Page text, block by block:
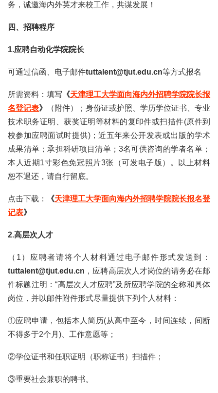
务，诚邀海内外英才来校工作，共谋发展！
四、招聘程序
1.应聘自动化学院院长
可通过信函、电子邮件tuttalent@tjut.edu.cn等方式报名
所需资料：填写 《天津理工大学面向海内外招聘学院院长报
名登记表》
（附件）；身份证或护照、学历学位证书、专业
技术职务证明、获奖证明等材料的复印件或扫描件(原件到
校参加应聘面试时提供)；近五年来公开发表或出版的学术
成果清单；承担科研项目清单；3名可供咨询的学者名单；
本人近期1寸彩色免冠照片3张（可发电子版）。以上材料
恕不退还，请自行留底。
点击下载： 《天津理工大学面向海内外招聘学院院长报名登
记表》
2.高层次人才
（1）应聘者请将个人材料通过电子邮件形式发送到：
tuttalent@tjut.edu.cn ，应聘高层次人才岗位的请务必在邮
件标题注明：“高层次人才应聘”及所应聘学院的全称和具体
岗位，并以邮件附件形式尽量提供下列个人材料：
①应聘申请，包括本人简历(从高中至今，时间连续，间断
不得多于2个月)、工作意愿等；
②学位证书和任职证明（职称证书）扫描件；
③重要社会兼职的聘书。